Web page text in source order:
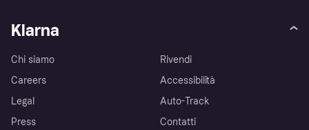
Klarna
Chi siamo
Careers
Legal
Press
Rivendi
Accessibilità
Auto-Track
Contatti